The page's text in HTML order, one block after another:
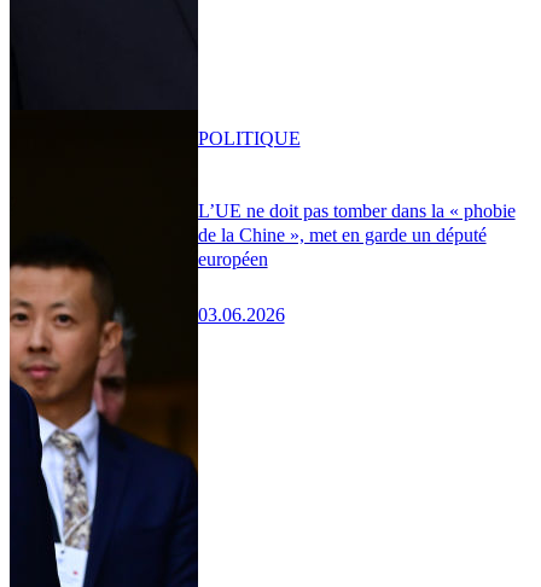
L’UE ne doit pas tomber dans la « phobie
de la Chine », met en garde un député
européen
03.06.2026
POLITIQUE